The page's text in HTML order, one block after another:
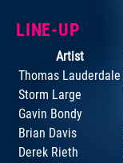
LINE-UP
Artist
Thomas Lauderdale
Storm Large
Gavin Bondy
Brian Davis
Derek Rieth